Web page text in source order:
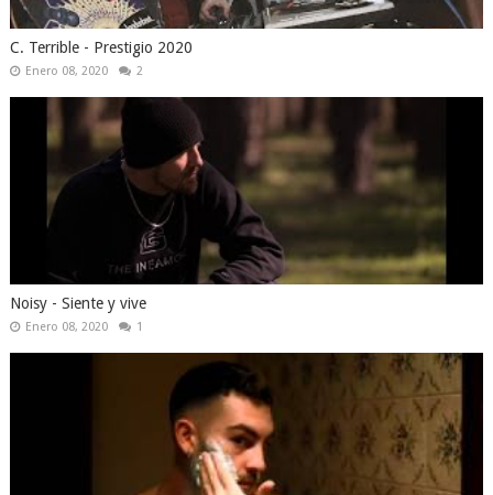
C. Terrible - Prestigio 2020
Enero 08, 2020 2
Noisy - Siente y vive
Enero 08, 2020 1